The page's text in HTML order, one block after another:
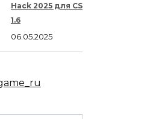
Hack 2025 для CS
1.6
06.05.2025